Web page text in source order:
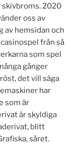
skivbroms. 2020
oss av
av hemsidan och
från så
som spel
gånger
det vill säga
har
som är
är skyldiga
blitt
såret.